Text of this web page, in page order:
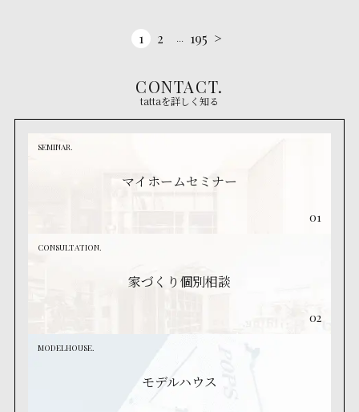
1 2 ... 195 >
CONTACT.
tattaを詳しく知る
SEMINAR.
マイホームセミナー
01
CONSULTATION.
家づくり個別相談
02
MODELHOUSE.
モデルハウス